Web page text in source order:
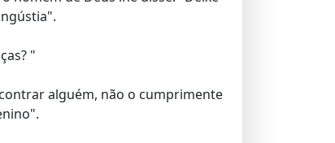
"
alguém, não o cumprimente